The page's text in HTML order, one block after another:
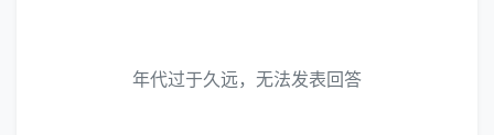
年代过于久远，无法发表回答